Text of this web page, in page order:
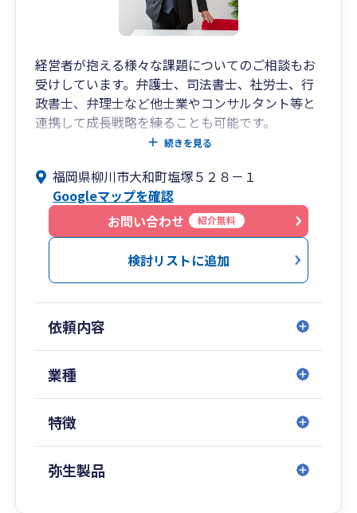
経営者が抱える様々な課題についてのご相談もお
受けしています。弁護士、司法書士、社労士、行
政書士、弁理士など他士業やコンサルタント等と
連携して成長戦略を練ることも可能です。
WEB会議などのリモート等、お客様のご都合に合
わせて柔軟に対応しています。
続きを見る
福岡県柳川市大和町塩塚５２８－１
Googleマップを確認
お問い合わせ
紹介無料
検討リストに追加
依頼内容
業種
特徴
弥生製品